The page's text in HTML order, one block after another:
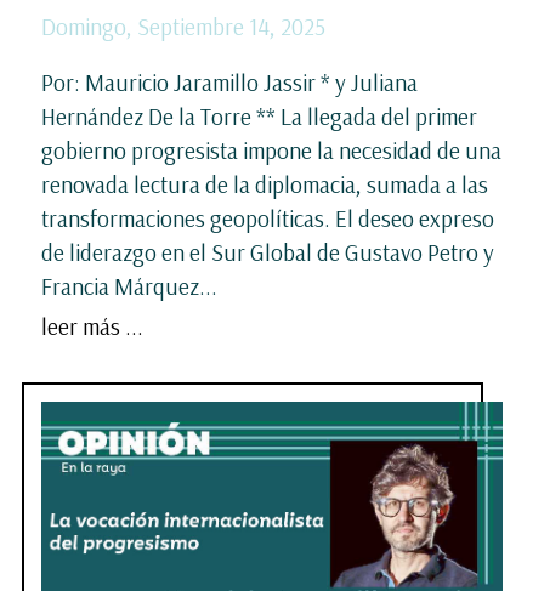
Domingo, Septiembre 14, 2025
Por: Mauricio Jaramillo Jassir * y Juliana
Hernández De la Torre ** La llegada del primer
gobierno progresista impone la necesidad de una
renovada lectura de la diplomacia, sumada a las
transformaciones geopolíticas. El deseo expreso
de liderazgo en el Sur Global de Gustavo Petro y
Francia Márquez...
leer más ...